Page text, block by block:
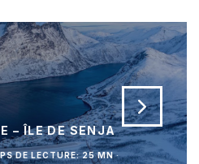
– ÎLE DE SENJA
DE LECTURE: 25 MN ·